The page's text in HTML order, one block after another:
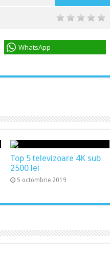
WhatsApp
Top 5 televizoare 4K sub
2500 lei
5 octombrie 2019